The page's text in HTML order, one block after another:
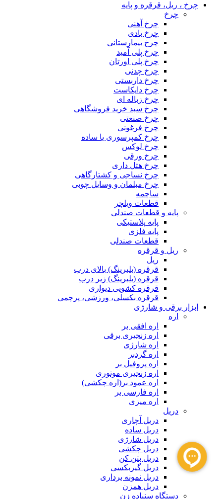
چرخ ، ریل، قرقره و پایه
چرخ
چرخ آهنی
چرخ بادی
چرخ بیمارستانی
چرخ پلی آمید
چرخ پلی اورتان
چرخ چدنی
چرخ داربستی
چرخ دایکاست
چرخ زباله ای
چرخ سبد خرید فروشگاهی
چرخ صنعتی
چرخ فرغونی
چرخ کمپرسوری یا ساده
چرخ لوکس
چرخ ورقی
چرخ هتل داری
چرخ نساجی و کشتارگاهی
چرخ مبلمان و وسایل چوبی
ساچمه
قطعات ویلچر
پایه و قطعات صندلی
پایه پلاستیکی
پایه فلزی
قطعات صندلی
ریل و قرقره
ریل
قرقره (بلبرینگ) بالای درب
قرقره (بلبرینگ) زیر درب
قرقره کشویی دیواری
قرقره بکسلی، ورزشی، پرچمی
ابزار برقی و شارژی
اره
اره افقی بر
اره زنجیری برقی
اره شارژی
اره گردبر
اره پروفیل بر
اره زنجیری موتوری
اره عمود بر(اره چکشی)
اره فارسی بر
اره میزی
دریل
دریل آچاری
دریل ساده
دریل شارژی
دریل چکشی
دریل بتن کن
دریل گیربکسی
دریل نمونه برداری
دریل همزن
دستگاه سنباده زن